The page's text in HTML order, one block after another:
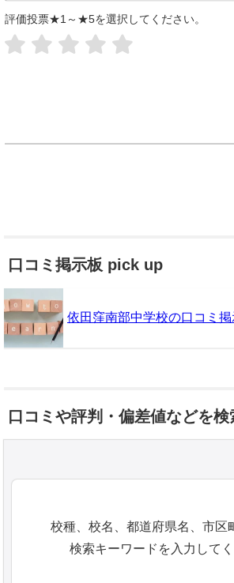
評価投票★1～★5を選択してください。
口コミ掲示板 pick up
依田窪南部中学校の口コミ掲
口コミや評判・偏差値などを検
校種、校名、都道府県名、市区
検索キーワードを入力してく